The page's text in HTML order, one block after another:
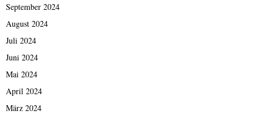
September 2024
August 2024
Juli 2024
Juni 2024
Mai 2024
April 2024
März 2024